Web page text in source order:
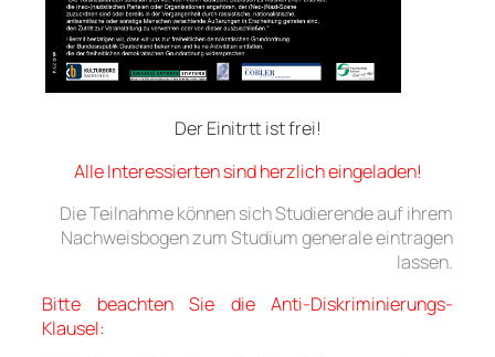
Der Einitrtt ist frei!
Alle Interessierten sind herzlich eingeladen!
Die Teilnahme können sich Studierende auf ihrem
Nachweisbogen zum Studium generale eintragen
lassen.
Bitte beachten Sie die Anti-Diskriminierungs-
Klausel: